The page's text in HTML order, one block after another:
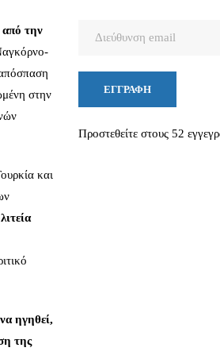
από την
στην
και
ηγηθεί,
της
ΕΓΓΡΑΦΉ
Προστεθείτε στους 52